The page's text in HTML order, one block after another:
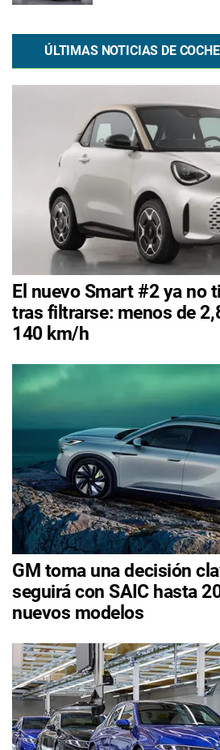
ÚLTIMAS NOTICIAS DE
El nuevo Smart #2 ya no
tras filtrarse: menos de
140 km/h
GM toma una decisión
seguirá con SAIC hasta
nuevos modelos